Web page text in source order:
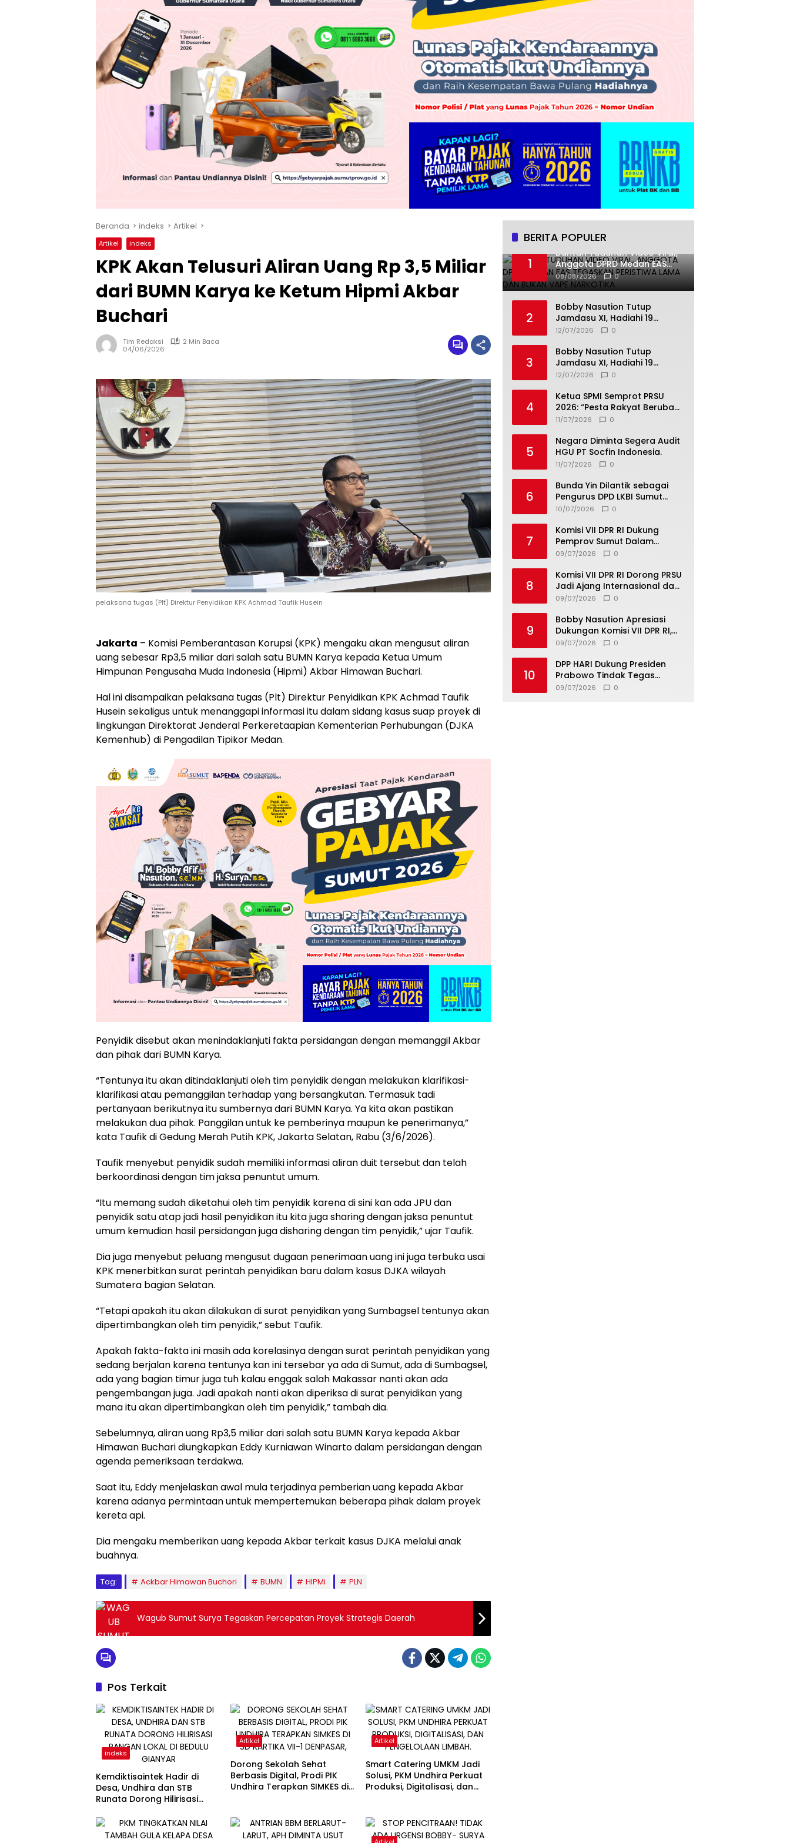
Beranda indeks Artikel
Artikel indeks
KPK Akan Telusuri Aliran Uang Rp 3,5 Miliar
dari BUMN Karya ke Ketum Hipmi Akbar
Buchari
Tim Redaksi
2 Min Baca
04/06/2026
pelaksana tugas (Plt) Direktur Penyidikan KPK Achmad Taufik Husein
Jakarta – Komisi Pemberantasan Korupsi (KPK) mengaku akan mengusut aliran
uang sebesar Rp3,5 miliar dari salah satu BUMN Karya kepada Ketua Umum
Himpunan Pengusaha Muda Indonesia (Hipmi) Akbar Himawan Buchari.
Hal ini disampaikan pelaksana tugas (Plt) Direktur Penyidikan KPK Achmad Taufik
Husein sekaligus untuk menanggapi informasi itu dalam sidang kasus suap proyek di
lingkungan Direktorat Jenderal Perkeretaapian Kementerian Perhubungan (DJKA
Kemenhub) di Pengadilan Tipikor Medan.
Penyidik disebut akan menindaklanjuti fakta persidangan dengan memanggil Akbar
dan pihak dari BUMN Karya.
“Tentunya itu akan ditindaklanjuti oleh tim penyidik dengan melakukan klarifikasi-
klarifikasi atau pemanggilan terhadap yang bersangkutan. Termasuk tadi
pertanyaan berikutnya itu sumbernya dari BUMN Karya. Ya kita akan pastikan
melakukan dua pihak. Panggilan untuk ke pemberinya maupun ke penerimanya,”
kata Taufik di Gedung Merah Putih KPK, Jakarta Selatan, Rabu (3/6/2026).
Taufik menyebut penyidik sudah memiliki informasi aliran duit tersebut dan telah
berkoordinasi dengan tim jaksa penuntut umum.
“Itu memang sudah diketahui oleh tim penyidik karena di sini kan ada JPU dan
penyidik satu atap jadi hasil penyidikan itu kita juga sharing dengan jaksa penuntut
umum kemudian hasil persidangan juga disharing dengan tim penyidik,” ujar Taufik.
Dia juga menyebut peluang mengusut dugaan penerimaan uang ini juga terbuka usai
KPK menerbitkan surat perintah penyidikan baru dalam kasus DJKA wilayah
Sumatera bagian Selatan.
“Tetapi apakah itu akan dilakukan di surat penyidikan yang Sumbagsel tentunya akan
dipertimbangkan oleh tim penyidik,” sebut Taufik.
Apakah fakta-fakta ini masih ada korelasinya dengan surat perintah penyidikan yang
sedang berjalan karena tentunya kan ini tersebar ya ada di Sumut, ada di Sumbagsel,
ada yang bagian timur juga tuh kalau enggak salah Makassar nanti akan ada
pengembangan juga. Jadi apakah nanti akan diperiksa di surat penyidikan yang
mana itu akan dipertimbangkan oleh tim penyidik,” tambah dia.
Sebelumnya, aliran uang Rp3,5 miliar dari salah satu BUMN Karya kepada Akbar
Himawan Buchari diungkapkan Eddy Kurniawan Winarto dalam persidangan dengan
agenda pemeriksaan terdakwa.
Saat itu, Eddy menjelaskan awal mula terjadinya pemberian uang kepada Akbar
karena adanya permintaan untuk mempertemukan beberapa pihak dalam proyek
kereta api.
Dia mengaku memberikan uang kepada Akbar terkait kasus DJKA melalui anak
buahnya.
Tag: Ackbar Himawan Buchori BUMN HIPMi PLN
Wagub Sumut Surya Tegaskan Percepatan Proyek Strategis Daerah
Pos Terkait
indeks
Kemdiktisaintek Hadir di
Desa, Undhira dan STB
Runata Dorong Hilirisasi
Gianyar
Artikel
Dorong Sekolah Sehat
Berbasis Digital, Prodi PIK
Undhira Terapkan SIMKES di
Artikel
Smart Catering UMKM Jadi
Solusi, PKM Undhira Perkuat
Produksi, Digitalisasi, dan
BERITA POPULER
1
Bantah Tuduhan Video Viral,
Anggota DPRD Medan EAS
Tegaskan Peristiwa Lama dan
Bukan Vape Narkotika
08/08/2026 0
2
Bobby Nasution Tutup
Jamdasu XI, Hadiahi 19
Petugas Upacara Berangkat
12/07/2026 0
3
Bobby Nasution Tutup
Jamdasu XI, Hadiahi 19
Petugas Upacara Berangkat
12/07/2026 0
4
Ketua SPMI Semprot PRSU
2026: “Pesta Rakyat Berubah
Jadi Ajang Bisnis, Target 300
Slogan”
11/07/2026 0
5
Negara Diminta Segera Audit
HGU PT Socfin Indonesia.
11/07/2026 0
6
Bunda Yin Dilantik sebagai
Pengurus DPD LKBI Sumut
2026–2031, Tegaskan
dan Kerukunan
10/07/2026 0
7
Komisi VII DPR RI Dukung
Pemprov Sumut Dalam
Pemberantasan Pungli di
09/07/2026 0
8
Komisi VII DPR RI Dorong PRSU
Jadi Ajang Internasional dan
Pusat Investasi Sumut
09/07/2026 0
9
Bobby Nasution Apresiasi
Dukungan Komisi VII DPR RI,
Dorong PRSU Masuk Kalender
09/07/2026 0
10
DPP HARI Dukung Presiden
Prabowo Tindak Tegas
Pelaku Korupsi Tanpa Tebang
09/07/2026 0